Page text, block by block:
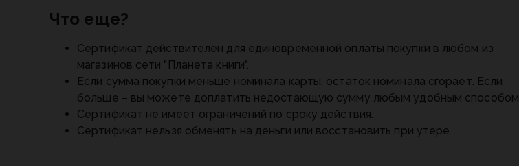
Что еще?
Сертификат действителен для единовременной оплаты покупки в любом из
магазинов сети "Планета книги".
Если сумма покупки меньше номинала карты, остаток номинала сгорает. Если
больше – вы можете доплатить недостающую сумму любым удобным способом.
Сертификат не имеет ограничений по сроку действия.
Сертификат нельзя обменять на деньги или восстановить при утере.